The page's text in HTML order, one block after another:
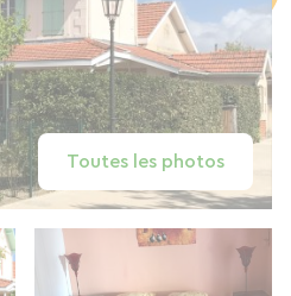
Toutes les photos